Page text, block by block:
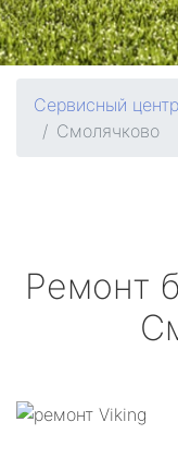
Сервисный
Смолячково
Ремонт